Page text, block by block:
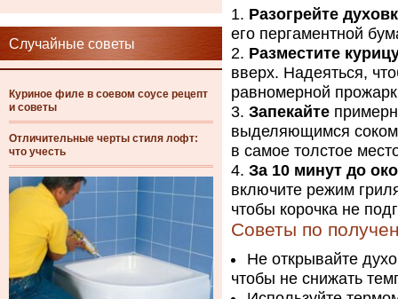
Случайные советы
Куриное филе в соевом соусе рецепт
и советы
Отличительные черты стиля лофт:
что учесть
Разогрейте
его пергаментной
Разместите
вверх. Надеяться,
равномерной
Запекайте
выделяющимся соком.
в самое толстое
За 10 минут до
включите режим
чтобы корочка не
Советы по
Не открывайте
чтобы не снижать